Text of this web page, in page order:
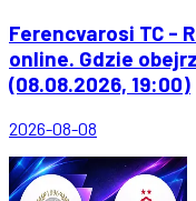
Ferencvarosi TC -
online. Gdzie
(08.08.2026, 19:00)
2026-08-08